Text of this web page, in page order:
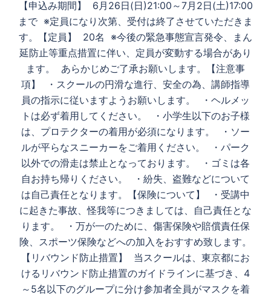
【申込み期間】 6月26日(日)21:00～7月2日(土)17:00
まで ※定員になり次第、受付は終了させていただきま
す。【定員】 20名 ※今後の緊急事態宣言発令、まん
延防止等重点措置に伴い、定員が変動する場合があり
ます。 あらかじめご了承お願いします。【注意事
項】 ・スクールの円滑な進行、安全の為、講師指導
員の指示に従いますようお願いします。 ・ヘルメッ
トは必ず着用してください。 ・小学生以下のお子様
は、プロテクターの着用が必須になります。 ・ソー
ルが平らなスニーカーをご着用ください。 ・パーク
以外での滑走は禁止となっております。 ・ゴミは各
自お持ち帰りください。 ・紛失、盗難などについて
は自己責任となります。【保険について】 ・受講中
に起きた事故、怪我等につきましては、自己責任とな
ります。 ・万が一のために、傷害保険や賠償責任保
険、スポーツ保険などへの加入をおすすめ致します。
【リバウンド防止措置】 当スクールは、東京都にお
けるリバウンド防止措置のガイドラインに基づき、4
～5名以下のグループに分け参加者全員がマスクを着